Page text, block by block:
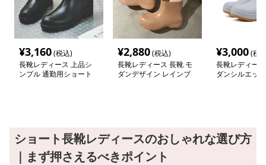
¥3,160(税込)
長靴レディース 上品シ
ンプル 通勤用ショート
¥2,880(税込)
長靴レディース 長靴 モ
ダンデザイン レインブ
¥3,000(税
長靴レディー
ダンシルエッ
ショート長靴レディースのおしゃれな選び方
｜まず押さえるべきポイント